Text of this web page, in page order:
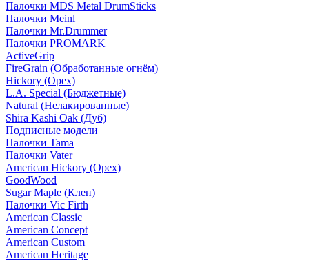
Палочки MDS Metal DrumSticks
Палочки Meinl
Палочки Mr.Drummer
Палочки PROMARK
ActiveGrip
FireGrain (Обработанные огнём)
Hickory (Орех)
L.A. Special (Бюджетные)
Natural (Нелакированные)
Shira Kashi Oak (Дуб)
Подписные модели
Палочки Tama
Палочки Vater
American Hickory (Орех)
GoodWood
Sugar Maple (Клен)
Палочки Vic Firth
American Classic
American Concept
American Custom
American Heritage